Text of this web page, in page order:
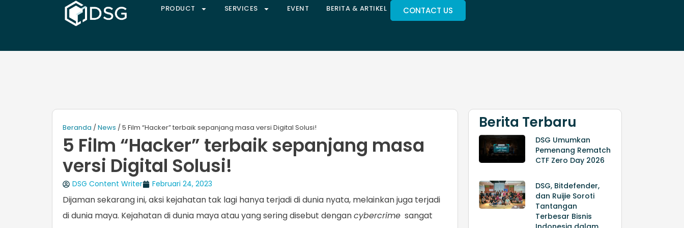
PRODUCT SERVICES EVENT BERITA & ARTIKEL CONTACT US
Beranda /News / 5 Film “Hacker” terbaik sepanjang masa versi Digital Solusi!
5 Film “Hacker” terbaik sepanjang masa
versi Digital Solusi!
DSG Content Writer Februari 24, 2023
Dijaman sekarang ini, aksi kejahatan tak lagi hanya terjadi di dunia nyata, melainkan juga terjadi
di dunia maya. Kejahatan di dunia maya atau yang sering disebut dengancybercrime sangat
Berita Terbaru
DSG Umumkan
Pemenang Rematch
CTF Zero Day 2026
DSG, Bitdefender,
dan Ruijie Soroti
Tantangan
Terbesar Bisnis